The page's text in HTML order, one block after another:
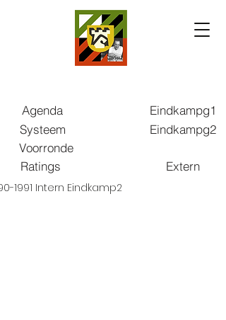
Agenda
Systeem
Voorronde
Ratings
Eindkampg1
Eindkampg2
Extern
1991 Intern Eindkamp2